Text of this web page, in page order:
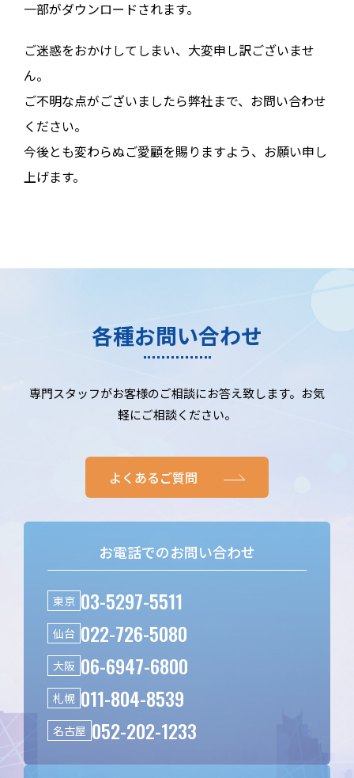
一部がダウンロードされます。
ご迷惑をおかけしてしまい、大変申し訳ございませ
ん。
ご不明な点がございましたら弊社まで、お問い合わせ
ください。
今後とも変わらぬご愛顧を賜りますよう、お願い申し
上げます。
各種お問い合わせ
専門スタッフがお客様のご相談にお答え致します。お気
軽にご相談ください。
よくあるご質問
お電話でのお問い合わせ
東京 03-5297-5511
仙台 022-726-5080
大阪 06-6947-6800
札幌 011-804-8539
名古屋 052-202-1233